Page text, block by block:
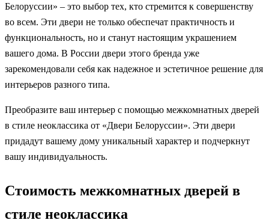
Белоруссии» – это выбор тех, кто стремится к совершенству
во всем. Эти двери не только обеспечат практичность и
функциональность, но и станут настоящим украшением
вашего дома. В России двери этого бренда уже
зарекомендовали себя как надежное и эстетичное решение для
интерьеров разного типа.
Преобразите ваш интерьер с помощью межкомнатных дверей
в стиле неоклассика от «Двери Белоруссии». Эти двери
придадут вашему дому уникальный характер и подчеркнут
вашу индивидуальность.
Стоимость межкомнатных дверей в
стиле неоклассика